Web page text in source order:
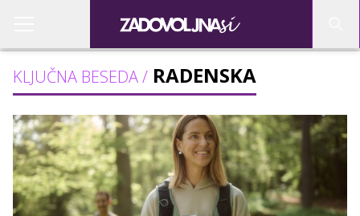
KLJUČNA BESEDA / RADENSKA